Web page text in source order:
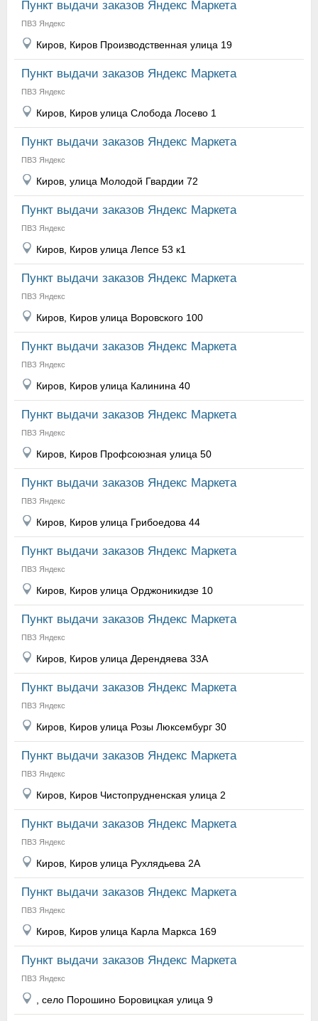
Пункт выдачи заказов Яндекс Маркета
ПВЗ Яндекс
Киров, Киров Производственная улица 19
Пункт выдачи заказов Яндекс Маркета
ПВЗ Яндекс
Киров, Киров улица Слобода Лосево 1
Пункт выдачи заказов Яндекс Маркета
ПВЗ Яндекс
Киров, улица Молодой Гвардии 72
Пункт выдачи заказов Яндекс Маркета
ПВЗ Яндекс
Киров, Киров улица Лепсе 53 к1
Пункт выдачи заказов Яндекс Маркета
ПВЗ Яндекс
Киров, Киров улица Воровского 100
Пункт выдачи заказов Яндекс Маркета
ПВЗ Яндекс
Киров, Киров улица Калинина 40
Пункт выдачи заказов Яндекс Маркета
ПВЗ Яндекс
Киров, Киров Профсоюзная улица 50
Пункт выдачи заказов Яндекс Маркета
ПВЗ Яндекс
Киров, Киров улица Грибоедова 44
Пункт выдачи заказов Яндекс Маркета
ПВЗ Яндекс
Киров, Киров улица Орджоникидзе 10
Пункт выдачи заказов Яндекс Маркета
ПВЗ Яндекс
Киров, Киров улица Дерендяева 33А
Пункт выдачи заказов Яндекс Маркета
ПВЗ Яндекс
Киров, Киров улица Розы Люксембург 30
Пункт выдачи заказов Яндекс Маркета
ПВЗ Яндекс
Киров, Киров Чистопрудненская улица 2
Пункт выдачи заказов Яндекс Маркета
ПВЗ Яндекс
Киров, Киров улица Рухлядьева 2А
Пункт выдачи заказов Яндекс Маркета
ПВЗ Яндекс
Киров, Киров улица Карла Маркса 169
Пункт выдачи заказов Яндекс Маркета
ПВЗ Яндекс
, село Порошино Боровицкая улица 9